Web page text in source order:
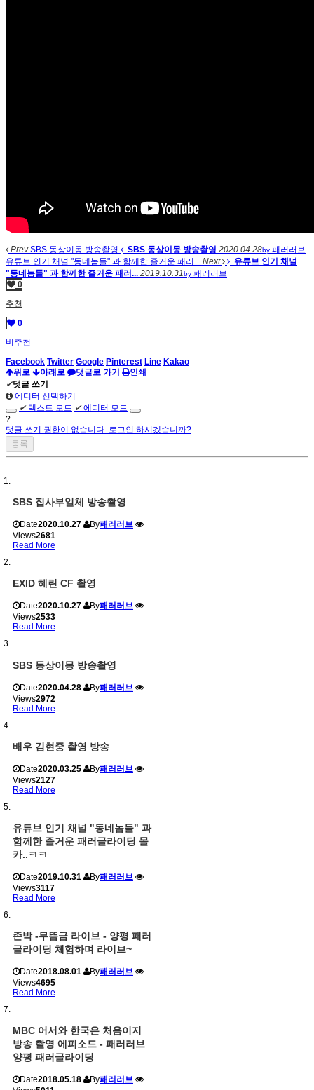
PrevSBS 동상이몽 방송촬영 SBS 동상이몽 방송촬영 2020.04.28by 패러러브
유튜브 인기 채널 "동네놈들" 과 함께한 즐거운 패러... Next
유튜브 인기 채널
"동네놈들" 과 함께한 즐거운 패러... 2019.10.31by 패러러브
0
추천
0
비추천
Facebook Twitter Google Pinterest Line Kakao
위로
아래로 댓글로 가기
인쇄
✔댓글 쓰기
에디터 선택하기
✔ 텍스트 모드 ✔에디터 모드
?
댓글 쓰기 권한이 없습니다. 로그인 하시겠습니까?
SBS 집사부일체 방송촬영
Date2020.10.27 By패러러브
Views2681
Read More
EXID 혜린 CF 촬영
Date2020.10.27 By패러러브
Views2533
Read More
SBS 동상이몽 방송촬영
Date2020.04.28 By패러러브
Views2972
Read More
배우 김현중 촬영 방송
Date2020.03.25 By패러러브
Views2127
Read More
유튜브 인기 채널 "동네놈들" 과
함께한 즐거운 패러글라이딩 몰
카..ㅋㅋ
Date2019.10.31 By패러러브
Views3117
Read More
존박 -무뜸금 라이브 - 양평 패러
글라이딩 체험하며 라이브~
Date2018.08.01 By패러러브
Views4695
Read More
MBC 어서와 한국은 처음이지
방송 촬영 에피소드 - 패러러브
양평 패러글라이딩
Date2018.05.18 By패러러브